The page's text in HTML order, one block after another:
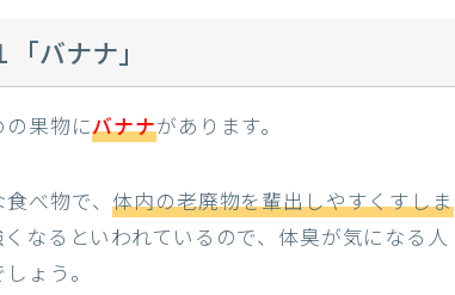
バナナ」
の果物にバナナがあります。
食べ物で、体内の老廃物を輩出しやすくすしま
なるといわれているので、体臭が気になる人
ょう。